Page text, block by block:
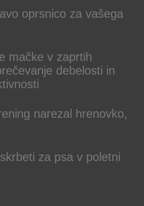
oprsnico za vašega
mačke v zaprtih
debelosti in
narezal hrenovko,
za psa v poletni